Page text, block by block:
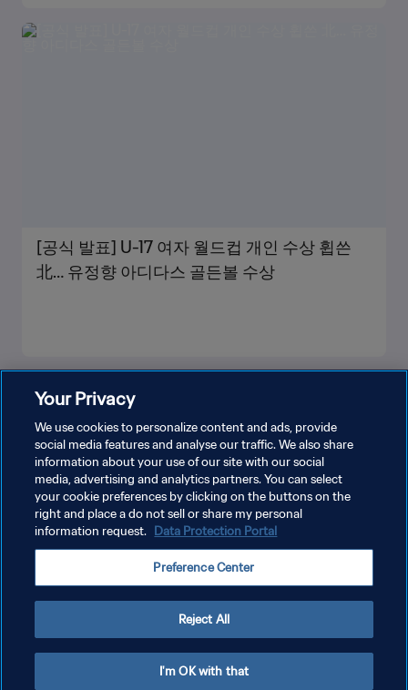
[공식 발표] U-17 여자 월드컵 개인 수상 휩쓴
北… 유정향 아디다스 골든볼 수상
개인정보 보호정책
쿠키 기본 설정 관리
Copyright © 1994 - 2026 FIFA. All rights reserved.
Your Privacy
We use cookies to personalize content and ads, provide
social media features and analyse our traffic. We also share
information about your use of our site with our social
media, advertising and analytics partners. You can select
your cookie preferences by clicking on the buttons on the
right and place a do not sell or share my personal
information request. Data Protection Portal
Preference Center
Reject All
I'm OK with that